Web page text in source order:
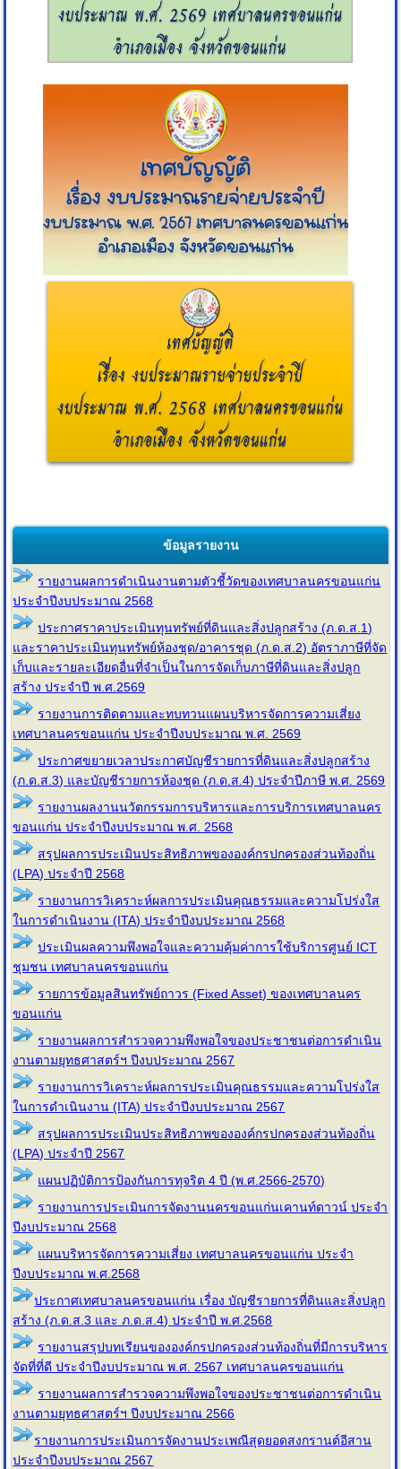
ข้อมูลรายงาน
รายงานผลการดำเนินงานตามตัวชี้วัดของเทศบาลนครขอนแก่น
ประจำปีงบประมาณ 2568
ประกาศราคาประเมินทุนทรัพย์ที่ดินและสิ่งปลูกสร้าง (ภ.ด.ส.1)
และราคาประเมินทุนทรัพย์ห้องชุด/อาคารชุด (ภ.ด.ส.2) อัตราภาษีที่จัด
เก็บและรายละเอียดอื่นที่จำเป็นในการจัดเก็บภาษีที่ดินและสิ่งปลูก
สร้าง ประจำปี พ.ศ.2569
รายงานการติดตามและทบทวนแผนบริหารจัดการความเสี่ยง
เทศบาลนครขอนแก่น ประจำปีงบประมาณ พ.ศ. 2569
ประกาศขยายเวลาประกาศบัญชีรายการที่ดินและสิ่งปลูกสร้าง
(ภ.ด.ส.3) และบัญชีรายการห้องชุด (ภ.ด.ส.4) ประจำปีภาษี พ.ศ. 2569
รายงานผลงานนวัตกรรมการบริหารและการบริการเทศบาลนคร
ขอนแก่น ประจำปีงบประมาณ พ.ศ. 2568
สรุปผลการประเมินประสิทธิภาพขององค์กรปกครองส่วนท้องถิ่น
(LPA) ประจำปี 2568
รายงานการวิเคราะห์ผลการประเมินคุณธรรมและความโปร่งใส
ในการดำเนินงาน (ITA) ประจำปีงบประมาณ 2568
ประเมินผลความพึงพอใจและความคุ้มค่าการใช้บริการศูนย์ ICT
ชุมชน เทศบาลนครขอนแก่น
รายการข้อมูลสินทรัพย์ถาวร (Fixed Asset) ของเทศบาลนคร
ขอนแก่น
รายงานผลการสำรวจความพึงพอใจของประชาชนต่อการดำเนิน
งานตามยุทธศาสตร์ฯ ปีงบประมาณ 2567
รายงานการวิเคราะห์ผลการประเมินคุณธรรมและความโปร่งใส
ในการดำเนินงาน (ITA) ประจำปีงบประมาณ 2567
สรุปผลการประเมินประสิทธิภาพขององค์กรปกครองส่วนท้องถิ่น
(LPA) ประจำปี 2567
แผนปฏิบัติการป้องกันการทุจริต 4 ปี (พ.ศ.2566-2570)
รายงานการประเมินการจัดงานนครขอนแก่นเคานท์ดาวน์ ประจำ
ปีงบประมาณ 2568
แผนบริหารจัดการความเสี่ยง เทศบาลนครขอนแก่น ประจํา
ปีงบประมาณ พ.ศ.2568
ประกาศเทศบาลนครขอนแก่น เรื่อง บัญชีรายการที่ดินและสิ่งปลูก
สร้าง (ภ.ด.ส.3 และ ภ.ด.ส.4) ประจำปี พ.ศ.2568
รายงานสรุปบทเรียนขององค์กรปกครองส่วนท้องถิ่นที่มีการบริหาร
จัดที่ที่ดี ประจำปีงบประมาณ พ.ศ. 2567 เทศบาลนครขอนแก่น
รายงานผลการสำรวจความพึงพอใจของประชาชนต่อการดำเนิน
งานตามยุทธศาสตร์ฯ ปีงบประมาณ 2566
รายงานการประเมินการจัดงานประเพณีสุดยอดสงกรานต์อีสาน
ประจำปีงบประมาณ 2567